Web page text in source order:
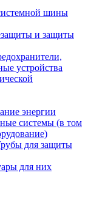
шины
и защиты
устройства
энергии
системы (в том
для защиты
для них